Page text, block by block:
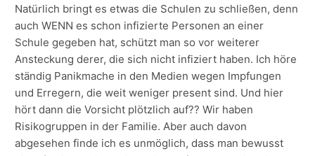
Natürlich bringt es etwas die Schulen zu schließen, denn
auch WENN es schon infizierte Personen an einer
Schule gegeben hat, schützt man so vor weiterer
Ansteckung derer, die sich nicht infiziert haben. Ich höre
ständig Panikmache in den Medien wegen Impfungen
und Erregern, die weit weniger present sind. Und hier
hört dann die Vorsicht plötzlich auf?? Wir haben
Risikogruppen in der Familie. Aber auch davon
abgesehen finde ich es unmöglich, dass man bewusst